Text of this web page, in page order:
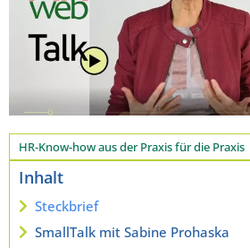
HR-Know-how aus der Praxis für die Praxis
Inhalt
Steckbrief
SmallTalk mit Sabine Prohaska